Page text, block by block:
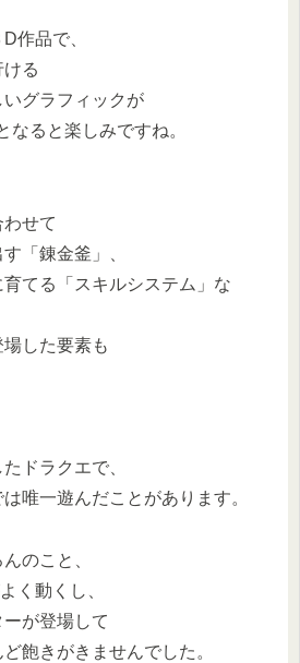
作品で、
る
グラフィックが
なると楽しみですね。
せて
「錬金釜」、
てる「スキルシステム」な
した要素も
ドラクエで、
唯一遊んだことがあります。
のこと、
く動くし、
が登場して
飽きがきませんでした。